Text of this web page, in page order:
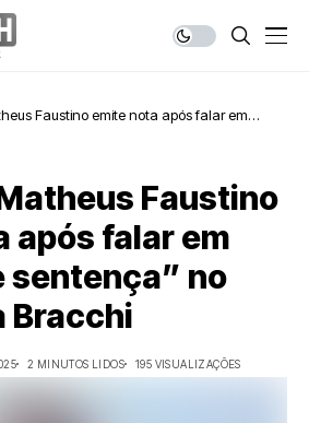
Faustino emite nota após falar em
Faustino
após falar em
sentença” no
Bracchi
2 MINUTOS LIDOS 195 VISUALIZAÇÕES